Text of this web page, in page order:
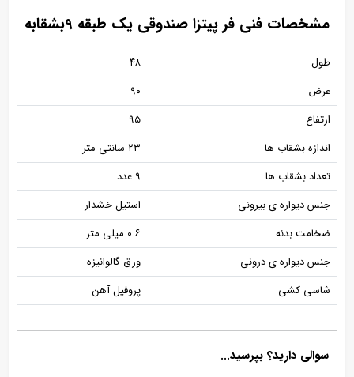
مشخصات فنی فر پیتزا صندوقی یک طبقه 9بشقابه
طول
۴۸
عرض
۹۰
ارتفاع
۹۵
اندازه بشقاب ها
۲۳ سانتی متر
تعداد بشقاب ها
۹ عدد
جنس دیواره ی بیرونی
استیل خشدار
ضخامت بدنه
۰.۶ میلی متر
جنس دیواره ی درونی
ورق گالوانیزه
شاسی کشی
پروفیل آهن
سوالی دارید؟ بپرسید...